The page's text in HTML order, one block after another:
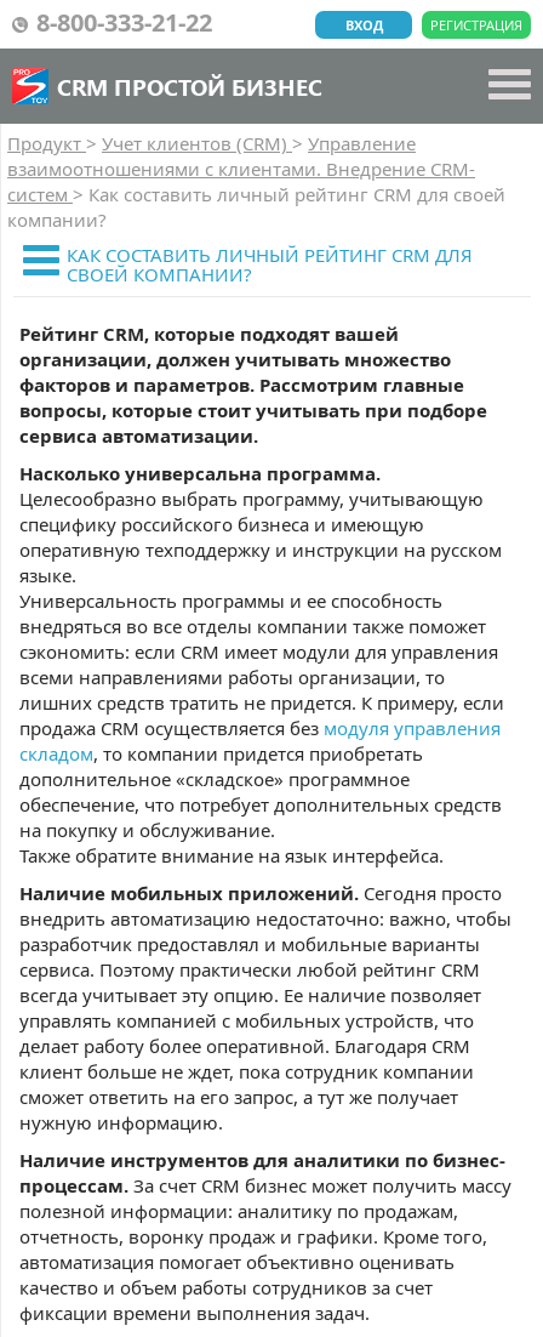
8-800-333-21-22 РЕГИСТРАЦИЯ
ВХОД
CRM ПРОСТОЙ БИЗНЕС
Продукт > Учет клиентов (CRM) > Управление
взаимоотношениями с клиентами. Внедрение CRM-
систем > Как составить личный рейтинг CRM для своей
компании?
КАК СОСТАВИТЬ ЛИЧНЫЙ РЕЙТИНГ CRM ДЛЯ
СВОЕЙ КОМПАНИИ?
Рейтинг CRM, которые подходят вашей
организации, должен учитывать множество
факторов и параметров. Рассмотрим главные
вопросы, которые стоит учитывать при подборе
сервиса автоматизации.
Насколько универсальна программа.
Целесообразно выбрать программу, учитывающую
специфику российского бизнеса и имеющую
оперативную техподдержку и инструкции на русском
языке.
Универсальность программы и ее способность
внедряться во все отделы компании также поможет
сэкономить: если CRM имеет модули для управления
всеми направлениями работы организации, то
лишних средств тратить не придется. К примеру, если
продажа CRM осуществляется без модуля управления
складом, то компании придется приобретать
дополнительное «складское» программное
обеспечение, что потребует дополнительных средств
на покупку и обслуживание.
Также обратите внимание на язык интерфейса.
Наличие мобильных приложений. Сегодня просто
внедрить автоматизацию недостаточно: важно, чтобы
разработчик предоставлял и мобильные варианты
сервиса. Поэтому практически любой рейтинг CRM
всегда учитывает эту опцию. Ее наличие позволяет
управлять компанией с мобильных устройств, что
делает работу более оперативной. Благодаря CRM
клиент больше не ждет, пока сотрудник компании
сможет ответить на его запрос, а тут же получает
нужную информацию.
Наличие инструментов для аналитики по бизнес-
процессам. За счет CRM бизнес может получить массу
полезной информации: аналитику по продажам,
отчетность, воронку продаж и графики. Кроме того,
автоматизация помогает объективно оценивать
качество и объем работы сотрудников за счет
фиксации времени выполнения задач.